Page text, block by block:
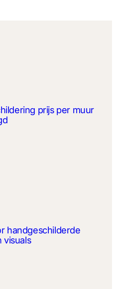
prijs per muur
handgeschilderde
visuals